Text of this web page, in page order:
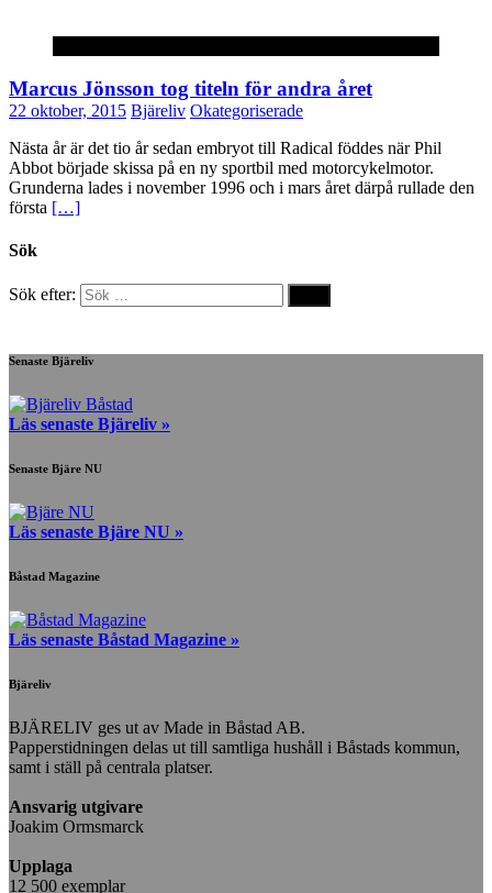
Marcus Jönsson tog titeln för andra året
22 oktober, 2015 Bjäreliv Okategoriserade
Nästa år är det tio år sedan embryot till Radical föddes när Phil
Abbot började skissa på en ny sportbil med motorcykelmotor.
Grunderna lades i november 1996 och i mars året därpå rullade den
första […]
Sök
Sök efter:
Senaste Bjäreliv
Läs senaste Bjäreliv »
Senaste Bjäre NU
Läs senaste Bjäre NU »
Båstad Magazine
Läs senaste Båstad Magazine »
Bjäreliv
BJÄRELIV ges ut av Made in Båstad AB.
Papperstidningen delas ut till samtliga hushåll i Båstads kommun,
samt i ställ på centrala platser.
Ansvarig utgivare
Joakim Ormsmarck
Upplaga
12 500 exemplar